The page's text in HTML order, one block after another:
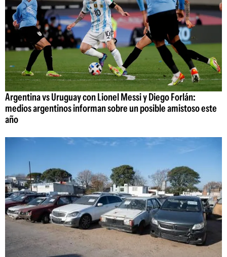
Argentina vs Uruguay con Lionel Messi y Diego Forlán:
medios argentinos informan sobre un posible amistoso este
año